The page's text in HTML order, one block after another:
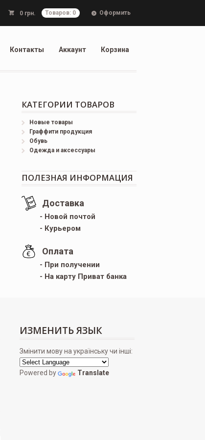
0 грн. Товаров: 0 Оформить
Контакты Аккаунт Корзина
КАТЕГОРИИ ТОВАРОВ
Новые товары
Граффити продукция
Обувь
Одежда и аксессуары
ПОЛЕЗНАЯ ИНФОРМАЦИЯ
Доставка
- Новой почтой
- Курьером
Оплата
- При получении
- На карту Приват банка
ИЗМЕНИТЬ ЯЗЫК
Змінити мову на українську чи інші:
Powered by Translate